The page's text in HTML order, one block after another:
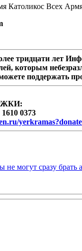
Католикос Всех
тридцати лет
которым
поддержать
0373
могут сразу брать